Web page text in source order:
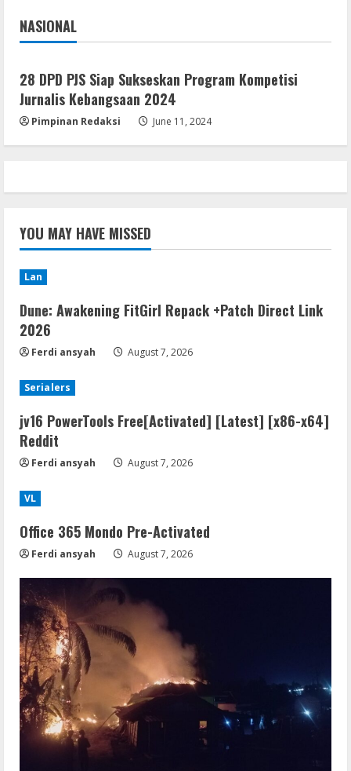
5
[100% Worked] [Windows] 2025
August 7, 2026
NASIONAL
Jakarta
28 DPD PJS Siap Sukseskan Program Kompetisi
Jurnalis Kebangsaan 2024
Pimpinan Redaksi June 11, 2024
YOU MAY HAVE MISSED
Lan
Dune: Awakening FitGirl Repack +Patch Direct Link
2026
Ferdi ansyah August 7, 2026
Serialers
jv16 PowerTools Free[Activated] [Latest] [x86-x64]
Reddit
Ferdi ansyah August 7, 2026
VL
Office 365 Mondo Pre-Activated
Ferdi ansyah August 7, 2026